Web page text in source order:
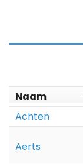
Naam
Achten
Aerts